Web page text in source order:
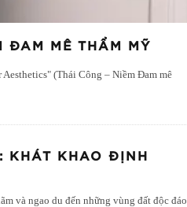
ĐAM MÊ THẨM MỸ
(Thái Công – Niềm Đam mê
KHÁT KHAO ĐỊNH
và ngao du đến những vùng đất độc đáo